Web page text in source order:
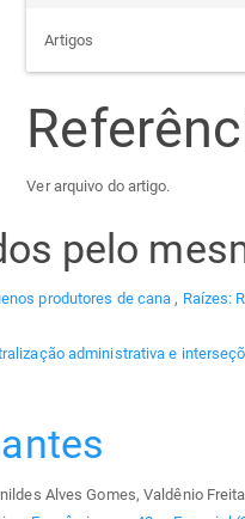
Artigos
Ver arquivo do artigo.
pelo
produtores de cana, Raízes:
administrativa e
Alves Gomes, Valdênio